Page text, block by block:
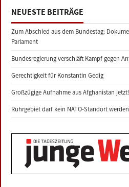
NEUESTE BEITRÄGE
Zum Abschied aus dem Bundestag:
Parlament
Bundesregierung verschläft Kampf gegen
Gerechtigkeit für Konstantin Gedig
Großzügige Aufnahme aus Afghanistan jetzt!
Ruhrgebiet darf kein NATO-Standort werden